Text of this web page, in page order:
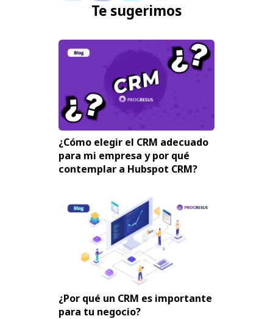
Te sugerimos
¿Cómo elegir el CRM adecuado
para mi empresa y por qué
contemplar a Hubspot CRM?
¿Por qué un CRM es importante
para tu negocio?